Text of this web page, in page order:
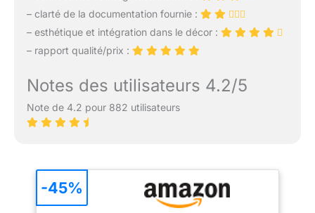
– clarté de la documentation fournie :
– esthétique et intégration dans le décor :
– rapport qualité/prix :
Notes des utilisateurs 4.2/5
Note de 4.2 pour 882 utilisateurs
-45%